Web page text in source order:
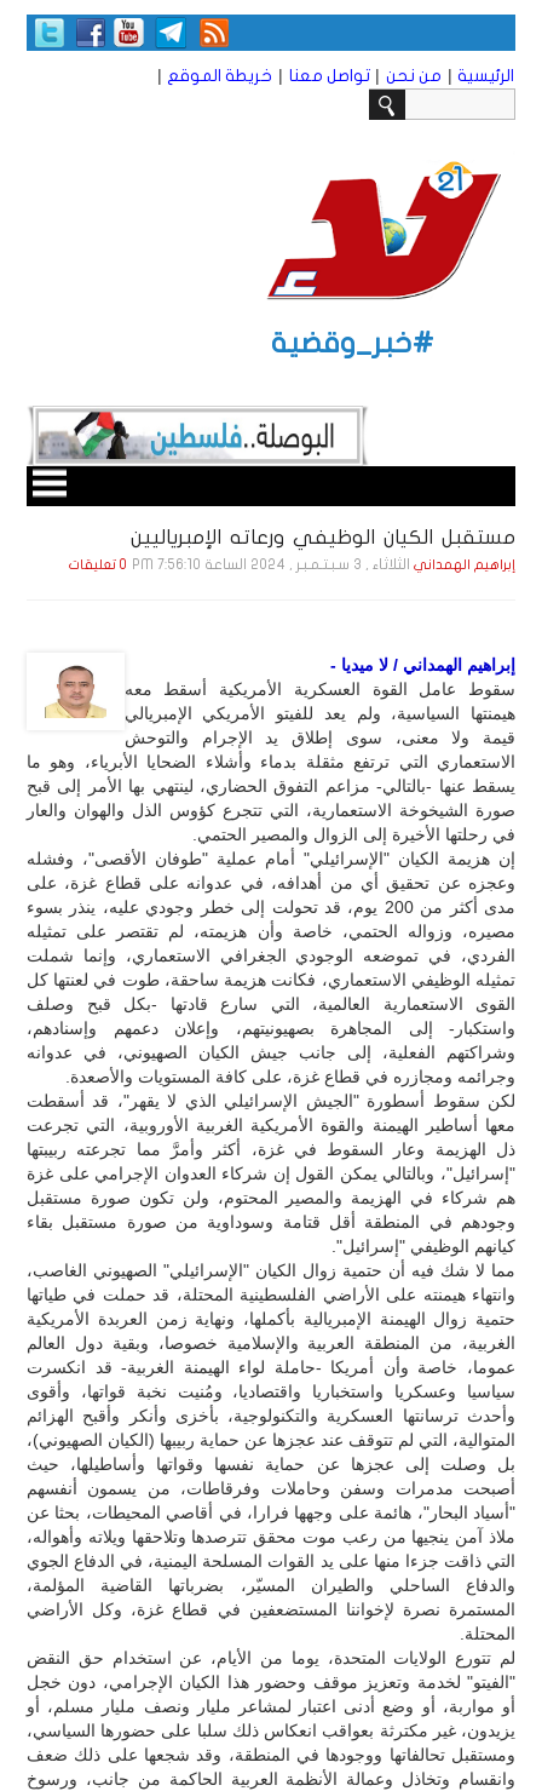
الرئيسية | من نحن | تواصل معنا | خريطة الموقع |
#خبر_وقضية
مستقبل الكيان الوظيفي ورعاته الإمبرياليين
إبراهيم الهمداني الثلاثاء , 3 سـبـتـمـبـر , 2024 الساعة 7:56:10 PM 0 تعليقات
إبراهيم الهمداني / لا ميديا -
سقوط عامل القوة العسكرية الأمريكية أسقط معه
هيمنتها السياسية، ولم يعد للفيتو الأمريكي الإمبريالي
قيمة ولا معنى، سوى إطلاق يد الإجرام والتوحش
الاستعماري التي ترتفع مثقلة بدماء وأشلاء الضحايا الأبرياء، وهو ما
يسقط عنها -بالتالي- مزاعم التفوق الحضاري، لينتهي بها الأمر إلى قبح
صورة الشيخوخة الاستعمارية، التي تتجرع كؤوس الذل والهوان والعار
في رحلتها الأخيرة إلى الزوال والمصير الحتمي.
إن هزيمة الكيان "الإسرائيلي" أمام عملية "طوفان الأقصى"، وفشله
وعجزه عن تحقيق أي من أهدافه، في عدوانه على قطاع غزة، على
مدى أكثر من 200 يوم، قد تحولت إلى خطر وجودي عليه، ينذر بسوء
مصيره، وزواله الحتمي، خاصة وأن هزيمته، لم تقتصر على تمثيله
الفردي، في تموضعه الوجودي الجغرافي الاستعماري، وإنما شملت
تمثيله الوظيفي الاستعماري، فكانت هزيمة ساحقة، طوت في لعنتها كل
القوى الاستعمارية العالمية، التي سارع قادتها -بكل قبح وصلف
واستكبار- إلى المجاهرة بصهيونيتهم، وإعلان دعمهم وإسنادهم،
وشراكتهم الفعلية، إلى جانب جيش الكيان الصهيوني، في عدوانه
وجرائمه ومجازره في قطاع غزة، على كافة المستويات والأصعدة.
لكن سقوط أسطورة "الجيش الإسرائيلي الذي لا يقهر"، قد أسقطت
معها أساطير الهيمنة والقوة الأمريكية الغربية الأوروبية، التي تجرعت
ذل الهزيمة وعار السقوط في غزة، أكثر وأمرَّ مما تجرعته ربيبتها
"إسرائيل"، وبالتالي يمكن القول إن شركاء العدوان الإجرامي على غزة
هم شركاء في الهزيمة والمصير المحتوم، ولن تكون صورة مستقبل
وجودهم في المنطقة أقل قتامة وسوداوية من صورة مستقبل بقاء
كيانهم الوظيفي "إسرائيل".
مما لا شك فيه أن حتمية زوال الكيان "الإسرائيلي" الصهيوني الغاصب،
وانتهاء هيمنته على الأراضي الفلسطينية المحتلة، قد حملت في طياتها
حتمية زوال الهيمنة الإمبريالية بأكملها، ونهاية زمن العربدة الأمريكية
الغربية، من المنطقة العربية والإسلامية خصوصا، وبقية دول العالم
عموما، خاصة وأن أمريكا -حاملة لواء الهيمنة الغربية- قد انكسرت
سياسيا وعسكريا واستخباريا واقتصاديا، ومُنيت نخبة قواتها، وأقوى
وأحدث ترسانتها العسكرية والتكنولوجية، بأخزى وأنكر وأقبح الهزائم
المتوالية، التي لم تتوقف عند عجزها عن حماية ربيبها (الكيان الصهيوني)،
بل وصلت إلى عجزها عن حماية نفسها وقواتها وأساطيلها، حيث
أصبحت مدمرات وسفن وحاملات وفرقاطات، من يسمون أنفسهم
"أسياد البحار"، هائمة على وجهها فرارا، في أقاصي المحيطات، بحثا عن
ملاذ آمن ينجيها من رعب موت محقق تترصدها وتلاحقها ويلاته وأهواله،
التي ذاقت جزءا منها على يد القوات المسلحة اليمنية، في الدفاع الجوي
والدفاع الساحلي والطيران المسيّر، بضرباتها القاضية المؤلمة،
المستمرة نصرة لإخواننا المستضعفين في قطاع غزة، وكل الأراضي
المحتلة.
لم تتورع الولايات المتحدة، يوما من الأيام، عن استخدام حق النقض
"الفيتو" لخدمة وتعزيز موقف وحضور هذا الكيان الإجرامي، دون خجل
أو مواربة، أو وضع أدنى اعتبار لمشاعر مليار ونصف مليار مسلم، أو
يزيدون، غير مكترثة بعواقب انعكاس ذلك سلبا على حضورها السياسي،
ومستقبل تحالفاتها ووجودها في المنطقة، وقد شجعها على ذلك ضعف
وانقسام وتخاذل وعمالة الأنظمة العربية الحاكمة من جانب، ورسوخ